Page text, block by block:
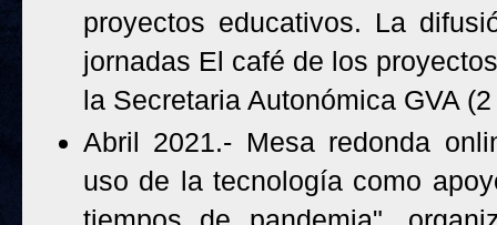
proyectos educativos. La
jornadas El café de los
la Secretaria Autonómica GVA
Abril 2021.- Mesa redonda
uso de la tecnología como